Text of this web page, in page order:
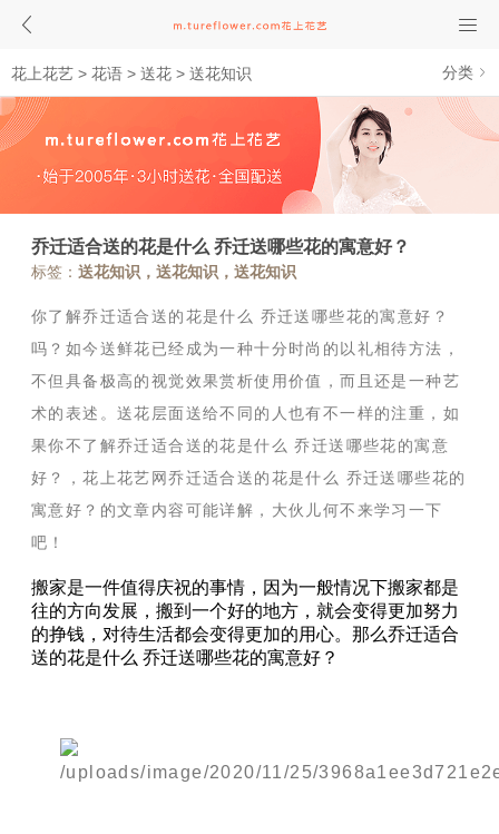
花上花艺 > 花语 > 送花 > 送花知识 分类
乔迁适合送的花是什么 乔迁送哪些花的寓意好？
标签： 送花知识，送花知识，送花知识
你了解乔迁适合送的花是什么 乔迁送哪些花的寓意好？
吗？如今送鲜花已经成为一种十分时尚的以礼相待方法，
不但具备极高的视觉效果赏析使用价值，而且还是一种艺
术的表述。送花层面送给不同的人也有不一样的注重，如
果你不了解乔迁适合送的花是什么 乔迁送哪些花的寓意
好？，花上花艺网乔迁适合送的花是什么 乔迁送哪些花的
寓意好？的文章内容可能详解，大伙儿何不来学习一下
吧！
搬家是一件值得庆祝的事情，因为一般情况下搬家都是
往的方向发展，搬到一个好的地方，就会变得更加努力
的挣钱，对待生活都会变得更加的用心。那么乔迁适合
送的花是什么 乔迁送哪些花的寓意好？